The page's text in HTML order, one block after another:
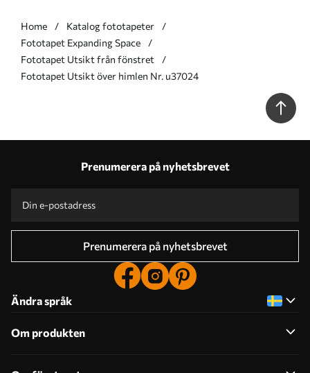
Home
Katalog fototapeter
Fototapet Expanding Space
Fototapet Utsikt från fönstret
Fototapet Utsikt över himlen Nr. u37024
Prenumerera på nyhetsbrevet
Prenumerera på nyhetsbrevet
Ändra språk
Om produkten